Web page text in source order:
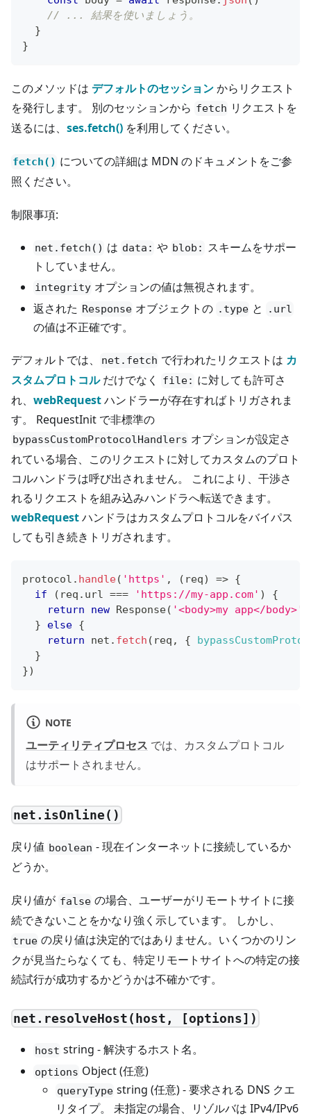
// ... 結果を使いましょう。
}
}
このメソッドは デフォルトのセッションからリクエスト
を発行します。 別のセッションから fetch リクエストを
送るには、 ses.fetch() を利用してください。
fetch() についての詳細は MDN のドキュメントをご参
照ください。
制限事項:
net.fetch() は data: や blob: スキームをサポー
トしていません。
integrity オプションの値は無視されます。
返された Response オブジェクトの .type と .url
の値は不正確です。
デフォルトでは、 net.fetch で行われたリクエストは カ
スタムプロトコルだけでなく file: に対しても許可さ
れ、 webRequestハンドラーが存在すればトリガされま
す。 RequestInit で非標準の
bypassCustomProtocolHandlers オプションが設定さ
れている場合、このリクエストに対してカスタムのプロト
コルハンドラは呼び出されません。 これにより、干渉さ
れるリクエストを組み込みハンドラへ転送できます。
webRequestハンドラはカスタムプロトコルをバイパス
しても引き続きトリガされます。
protocol . handle( 'https' , ( req) => {
if
( req . url === 'https://my-app.com' )
{
return
new Response( '<body>my app</body>'
}
else {
return net . fetch ( req , {
}
})
NOTE
ユーティリティプロセス では、カスタムプロトコル
はサポートされません。
net.isOnline()
戻り値 boolean - 現在インターネットに接続しているか
どうか。
戻り値が false の場合、ユーザーがリモートサイトに接
続できないことをかなり強く示しています。 しかし、
true の戻り値は決定的ではありません。いくつかのリン
クが見当たらなくても、特定リモートサイトへの特定の接
続試行が成功するかどうかは不確かです。
net.resolveHost(host, [options])
host string - 解決するホスト名。
options Object (任意)
queryType string (任意) - 要求される DNS クエ
リタイプ。 未指定の場合、リゾルバは IPv4/IPv6